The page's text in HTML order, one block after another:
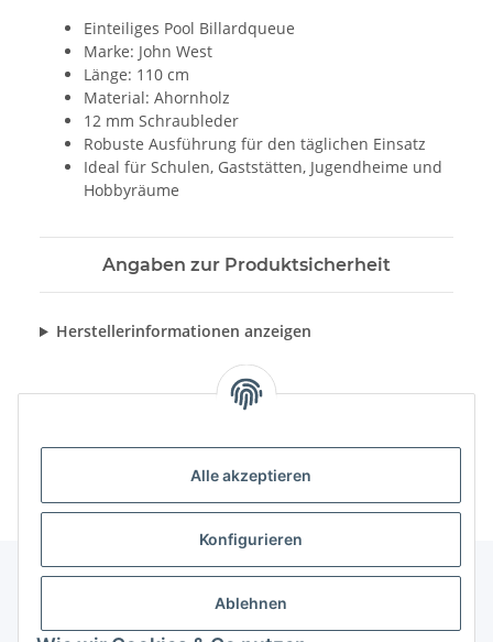
Alle akzeptieren
Konfigurieren
Ablehnen
Einteiliges Pool Billardqueue
Marke: John West
Länge: 110 cm
Material: Ahornholz
12 mm Schraubleder
Robuste Ausführung für den täglichen Einsatz
Ideal für Schulen, Gaststätten, Jugendheime und
Hobbyräume
Angaben zur Produktsicherheit
Herstellerinformationen anzeigen